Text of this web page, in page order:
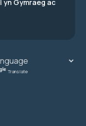
yn Gymraeg ac
Translate